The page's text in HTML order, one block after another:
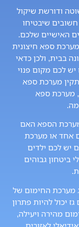
ודורשת שיקול
שיבטיחו
האישיים שלכם.
ספא חיצונית
בבית, ולכן כדאי
לכם מקום פנוי
מערכת ספא
מערכת ספא
הספא האם
אחד או מערכת
יש לכם ילדים
ביטחון גבוהים
מערכת החימום של
יכול להיות פתרון
מהירה ויעילה,